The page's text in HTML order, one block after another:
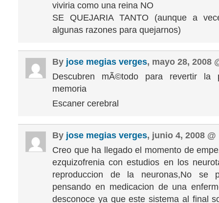
viviria como una reina NO
SE QUEJARIA TANTO (aunque a
algunas razones para quejarnos)
By jose megias verges, mayo 28, 2008
Descubren mÃ©todo para revertir la
memoria
Escaner cerebral
By jose megias verges, junio 4, 2008 @
Creo que ha llegado el momento de
ezquizofrenia con estudios en los
reproduccion de la neuronas,No se
pensando en medicacion de una
desconoce ya que este sistema al final